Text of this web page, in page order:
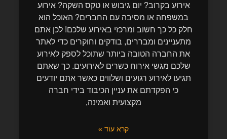
אירוע בקרוב? יום גיבוש או טקס השקה? אירוע
במשפחה או מסיבה עם החברים? האוכל הוא
חלק כל כך חשוב ומרכזי באירוע שלכם! לכן אתם
מתעניינים ומבררים, בודקים וחוקרים כדי לאתר
את החברה הטובה ביותר שתוכל לספק לאירוע
שלכם מגשי אירוח כשרים לאירועים. כך שאתם
תגיעו לאירוע רגועים ושלווים כאשר אתם יודעים
כי הפקדתם את עניין הכיבוד בידי חברה
מקצועית ואמינה,
קרא עוד »